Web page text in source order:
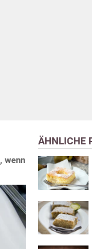
wenn
ÄHNLICHE